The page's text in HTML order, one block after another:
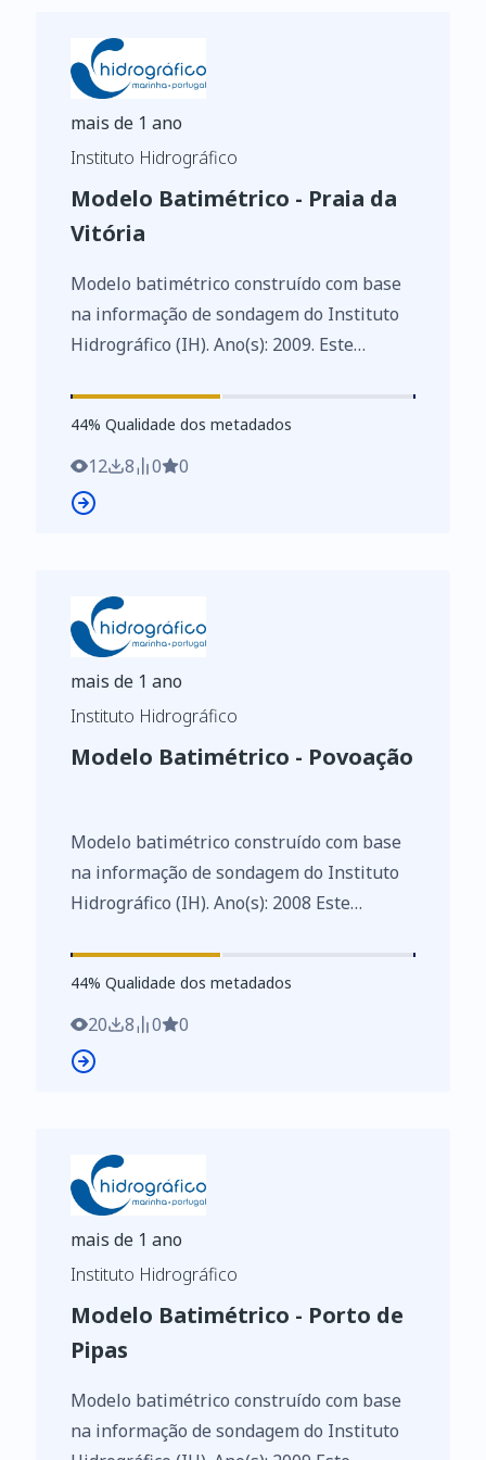
mais de 1 ano
Instituto Hidrográfico
Modelo Batimétrico - Praia da
Vitória
Modelo batimétrico construído com base
na informação de sondagem do Instituto
Hidrográfico (IH). Ano(s): 2009. Este
de Dados de Elevado Valor/HVD
identificados de acordo com o
Regulamento de Execução n.º 2023/138 da
Diretiva (UE) 2019/1024, relativa aos
44%
44% Qualidade dos metadados
12 8 0 0
mais de 1 ano
Instituto Hidrográfico
Modelo Batimétrico - Povoação
Modelo batimétrico construído com base
na informação de sondagem do Instituto
Hidrográfico (IH). Ano(s): 2008 Este
de Dados de Elevado Valor/HVD
identificados de acordo com o
Regulamento de Execução n.º 2023/138 da
Diretiva (UE) 2019/1024, relativa aos
44%
44% Qualidade dos metadados
20 8 0 0
mais de 1 ano
Instituto Hidrográfico
Modelo Batimétrico - Porto de
Pipas
Modelo batimétrico construído com base
na informação de sondagem do Instituto